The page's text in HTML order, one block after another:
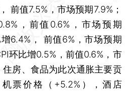
前值7.5%，市场预期7.9%；
，前值0.6%，市场预期
6.4%， 前值6%，市场预期
环比增0.5%，前值0.6%，市
房、食品为此次通胀主要贡
票价格（+5.2%），酒店